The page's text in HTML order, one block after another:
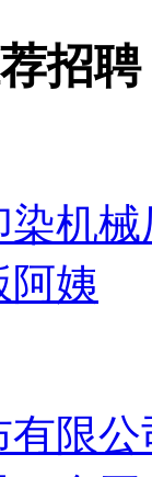
招聘
染机械
阿姨
有限公